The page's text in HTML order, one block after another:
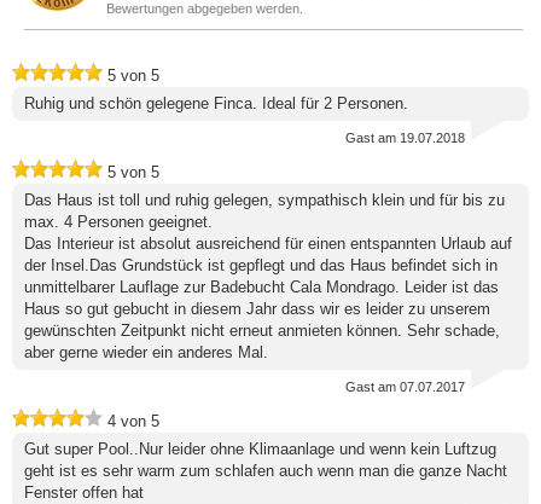
Bewertungen abgegeben werden.
5 von 5
Ruhig und schön gelegene Finca. Ideal für 2 Personen.
Gast am 19.07.2018
5 von 5
Das Haus ist toll und ruhig gelegen, sympathisch klein und für bis zu
max. 4 Personen geeignet.
Das Interieur ist absolut ausreichend für einen entspannten Urlaub auf
der Insel.Das Grundstück ist gepflegt und das Haus befindet sich in
unmittelbarer Lauflage zur Badebucht Cala Mondrago. Leider ist das
Haus so gut gebucht in diesem Jahr dass wir es leider zu unserem
gewünschten Zeitpunkt nicht erneut anmieten können. Sehr schade,
aber gerne wieder ein anderes Mal.
Gast am 07.07.2017
4 von 5
Gut super Pool..Nur leider ohne Klimaanlage und wenn kein Luftzug
geht ist es sehr warm zum schlafen auch wenn man die ganze Nacht
Fenster offen hat